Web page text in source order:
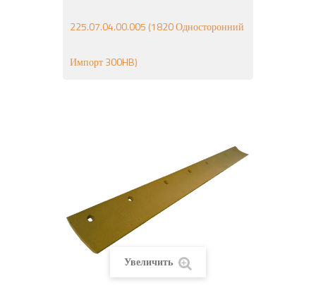
225.07.04.00.005 (1820 Односторонний
Импорт 300HB)
Увеличить